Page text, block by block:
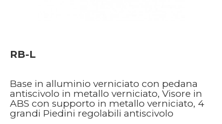
RB-L
Base in alluminio verniciato con pedana
antiscivolo in metallo verniciato, Visore in
ABS con supporto in metallo verniciato, 4
grandi Piedini regolabili antiscivolo